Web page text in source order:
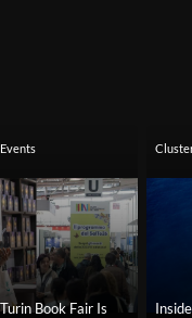
Book Fair Is